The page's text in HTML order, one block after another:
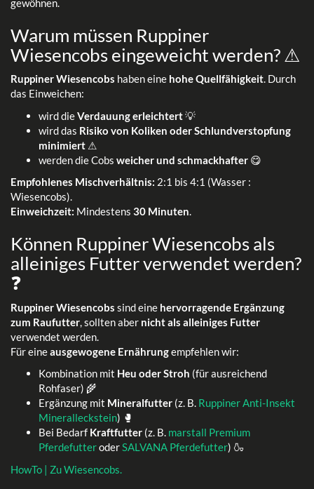
Warum müssen Ruppiner
Wiesencobs eingeweicht werden? ⚠
Ruppiner Wiesencobs haben eine hohe Quellfähigkeit. Durch
das Einweichen:
wird dieVerdauung erleichtert💡
wird das Risiko von Koliken oder Schlundverstopfung
minimiert ⚠
werden die Cobs weicher und schmackhafter 😋
Empfohlenes Mischverhältnis: 2:1 bis 4:1 (Wasser :
Wiesencobs).
Einweichzeit: Mindestens 30 Minuten.
Können Ruppiner Wiesencobs als
alleiniges Futter verwendet werden?
❓
Ruppiner Wiesencobs sind eine hervorragende Ergänzung
zum Raufutter , sollten aber nicht als alleiniges Futter
verwendet werden.
Für eineausgewogene Ernährungempfehlen wir:
Kombination mit Heu oder Stroh (für ausreichend
Rohfaser) 🌾
Ergänzung mit Mineralfutter (z. B. Ruppiner Anti-Insekt
Mineralleckstein) 🥊
Bei Bedarf Kraftfutter (z. B. marstall Premium
PferdefutteroderSALVANA Pferdefutter) 🍶
HowTo | Zu Wiesencobs.